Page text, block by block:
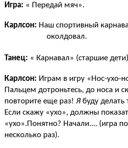
Игра: « Передай мяч».
Карлсон: Наш спортивный
околдовал.
Танец: « Карнавал» (старшие
Карлсон: Играм в игру «Нос-ухо-
Пальцем дотроньтесь, до носа и
повторите еще раз! Ябуду
Если скажу «ухо», должны
«ухо».Понятно? Начали.... (игра
несколько раз).